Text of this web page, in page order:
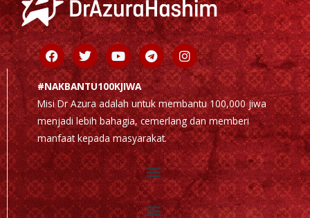
Facebook
TwitterYoutubeTelegramInstagram
#NAKBANTU100KJIWA
Misi Dr Azura adalah untuk membantu 100,000 jiwa
menjadi lebih bahagia, cemerlang dan memberi
manfaat kepada masyarakat.